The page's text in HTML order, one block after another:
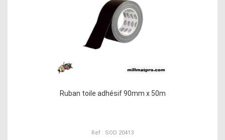
Ruban toile adhésif 90mm x 50m
Ref : SOD 20413